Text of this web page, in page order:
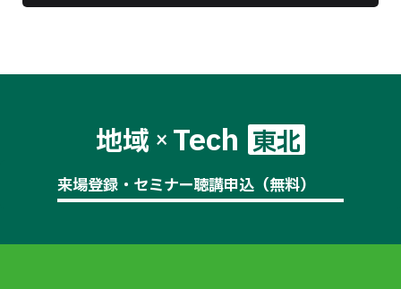
地域 × Tech 東北
来場登録・セミナー聴講申込（無料）